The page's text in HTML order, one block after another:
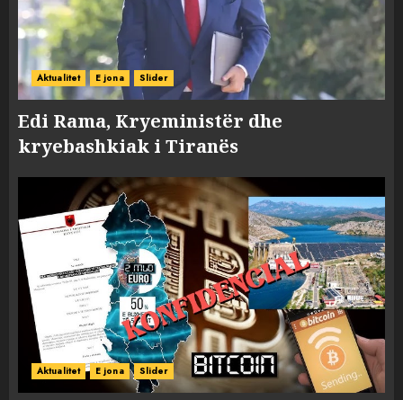
Aktualitet E jona Slider
Edi Rama, Kryeministër dhe
kryebashkiak i Tiranës
Aktualitet E jona Slider